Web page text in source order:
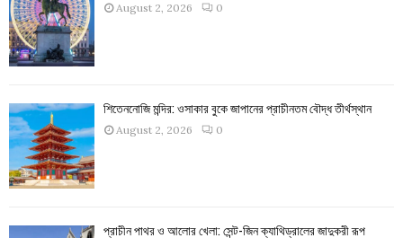
August 2, 2026 0
শিতেননোজি মন্দির: ওসাকার বুকে জাপানের প্রাচীনতম বৌদ্ধ তীর্থস্থান
August 2, 2026 0
প্রাচীন পাথর ও আলোর খেলা: সেন্ট-জিন ক্যাথিড্রালের জাদুকরী রূপ